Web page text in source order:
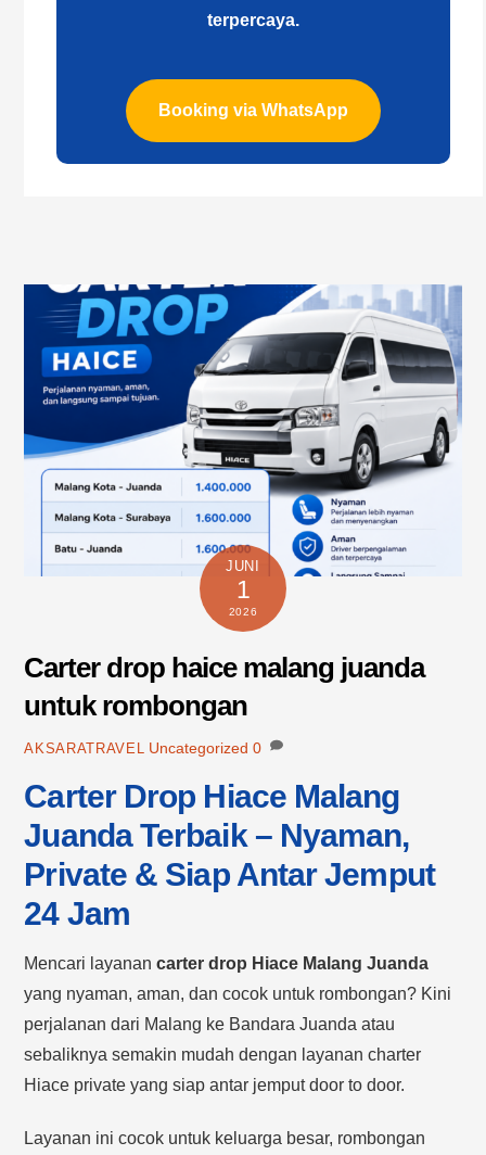
terpercaya.
Booking via WhatsApp
JUNI
1
2026
Carter drop haice malang juanda
untuk rombongan
AKSARATRAVEL Uncategorized 0
Carter Drop Hiace Malang
Juanda Terbaik – Nyaman,
Private & Siap Antar Jemput
24 Jam
Mencari layanancarter drop Hiace Malang Juanda
yang nyaman, aman, dan cocok untuk rombongan? Kini
perjalanan dari Malang ke Bandara Juanda atau
sebaliknya semakin mudah dengan layanan charter
Hiace private yang siap antar jemput door to door.
Layanan ini cocok untuk keluarga besar, rombongan